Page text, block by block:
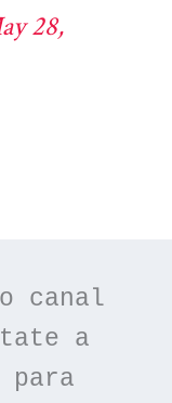
28,
canal
a
para